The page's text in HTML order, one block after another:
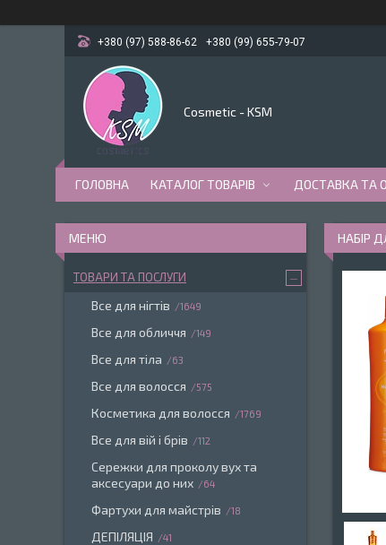
+380 (97) 588-86-62 +380 (99) 655-79-07
Cosmetic - KSM
ГОЛОВНА КАТАЛОГ ТОВАРІВ ДОСТАВКА ТА
НАБІР
ТОВАРИ ТА ПОСЛУГИ
Все для нігтів 1649
Все для обличчя 149
Все для тіла 63
Все для волосся 575
Косметика для волосся 1769
Все для вій і брів 112
Сережки для проколу вух та
аксесуари до них
64
Фартухи для майстрів 18
ДЕПІЛЯЦІЯ 41